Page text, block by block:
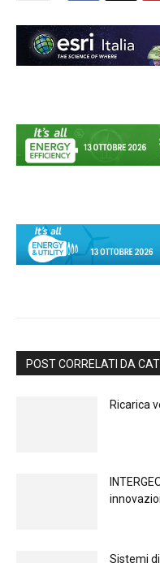
POST CORRELATI DA
Ricarica
Sistemi